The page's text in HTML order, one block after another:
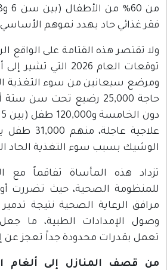
فقر غذائي حاد يهدد نموهم
ولا تقتصر هذه القتامة على الواقع
ومرضع سيعانين من سوء التغذية
علاجية
الوشيك بسبب سوء التغذية الحاد
تزداد هذه المأساة تفاقماً مع
مرافق الرعاية الصحية نتيجة
وصول الإمدادات الطبية، ما
تعمل بقدرات محدودة جداً تعجز عن
من قصف المنازل إلى ألغام